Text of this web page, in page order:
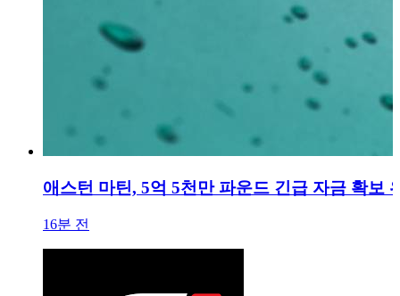
애스턴 마틴, 5억 5천만 파운드 긴급 자금 확보
16분 전